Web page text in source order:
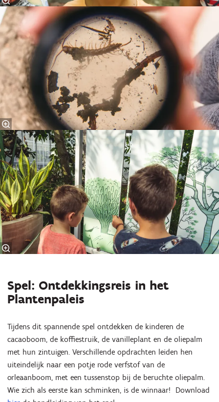
Spel: Ontdekkingsreis in het
Plantenpaleis
Tijdens dit spannende spel ontdekken de kinderen de
cacaoboom, de koffiestruik, de vanilleplant en de oliepalm
met hun zintuigen. Verschillende opdrachten leiden hen
uiteindelijk naar een potje rode verfstof van de
orleaanboom, met een tussenstop bij de beruchte oliepalm.
Wie zich als eerste kan schminken, is de winnaar! Download